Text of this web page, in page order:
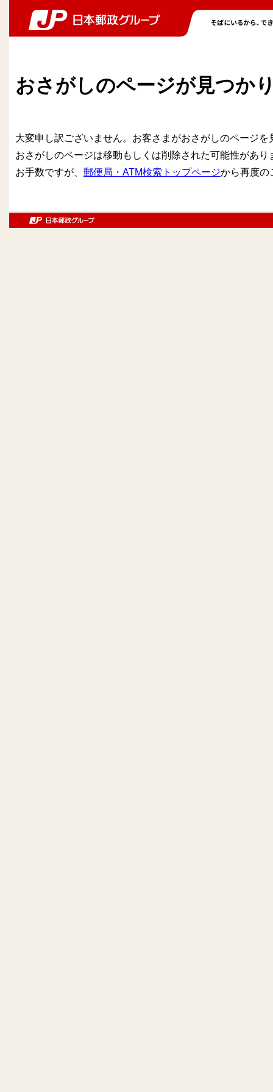
おさがしのページが見つか
大変申し訳ございません。お客さまがおさがしのページ
おさがしのページは移動もしくは削除された可能性があり
お手数ですが、 郵便局・ATM検索トップページから再度の